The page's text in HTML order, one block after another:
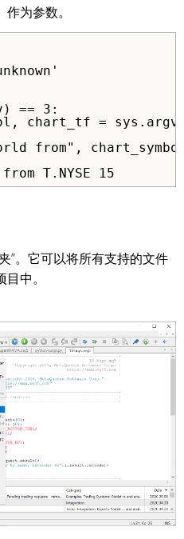
为参数。
== 3:
chart_tf =
from",
T.NYSE 15
”。它可以将所有支持的文件
中。